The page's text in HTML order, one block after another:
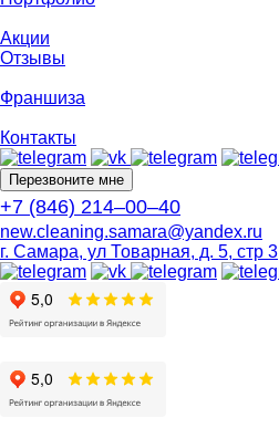
Акции
Отзывы
Франшиза
Контакты
Перезвоните мне
+7 (846) 214‒00‒40
new.cleaning.samara@yandex.ru
г. Самара, ул Товарная, д. 5, стр 3